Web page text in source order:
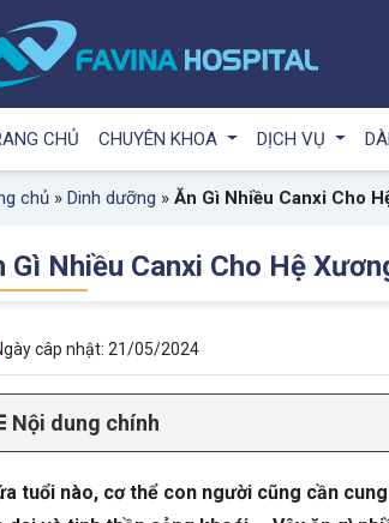
CHỦ CHUYÊN KHOA DỊCH VỤ
chủ » Dinh dưỡng » Ăn Gì Nhiều Canxi Cho
Gì Nhiều Canxi Cho Hệ
câp nhật: 21/05/2024
Nội dung chính
tuổi nào, cơ thể con người cũng cần